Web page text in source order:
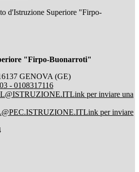
d'Istruzione Superiore "Firpo-
"Firpo-Buonarroti"
GENOVA (GE)
- 0108317116
Link per inviare una
Link per inviare